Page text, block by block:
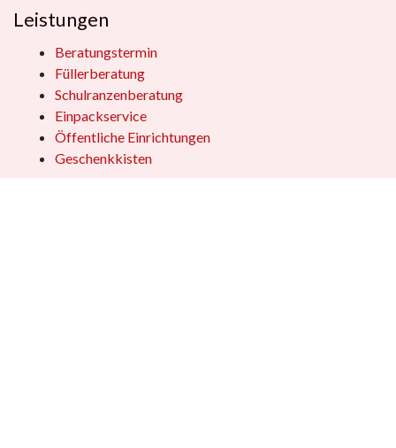
Leistungen
Beratungstermin
Füllerberatung
Schulranzenberatung
Einpackservice
Öffentliche Einrichtungen
Geschenkkisten